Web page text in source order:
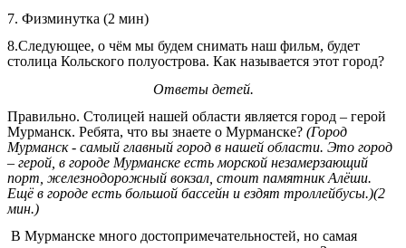
7. Физминутка (2 мин)
8.Следующее, о чём мы будем снимать наш фильм, будет
столица Кольского полуострова. Как называется этот город?
Ответы детей.
Правильно. Столицей нашей области является город – герой
Мурманск. Ребята, что вы знаете о Мурманске? (Город
Мурманск - самый главный город в нашей области. Это город
– герой, в городе Мурманске есть морской незамерзающий
порт, железнодорожный вокзал, стоит памятник Алёши.
Ещё в городе есть большой бассейн и ездят троллейбусы.)(2
мин.)
В Мурманске много достопримечательностей, но самая